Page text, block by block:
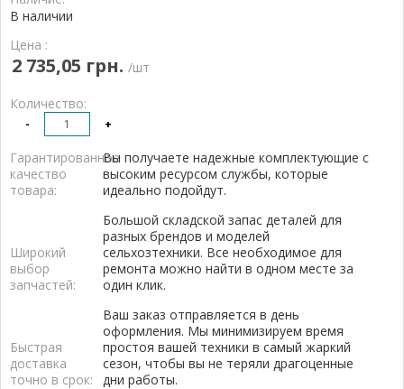
В наличии
Цена :
2 735,05 грн. /шт
Количество:
- +
Гарантированное
качество
товара:
Вы получаете надежные комплектующие с
высоким ресурсом службы, которые
идеально подойдут.
Широкий
выбор
запчастей:
Большой складской запас деталей для
разных брендов и моделей
сельхозтехники. Все необходимое для
ремонта можно найти в одном месте за
один клик.
Быстрая
доставка
точно в срок:
Ваш заказ отправляется в день
оформления. Мы минимизируем время
простоя вашей техники в самый жаркий
сезон, чтобы вы не теряли драгоценные
дни работы.